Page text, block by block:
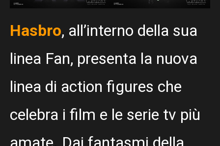
Hasbro, all’interno della sua
linea Fan, presenta la nuova
linea di action figures che
celebra i film e le serie tv più